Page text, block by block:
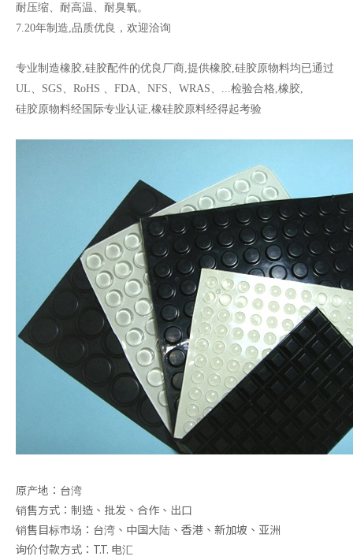
3M背胶脚垫
背胶脚垫
3M背胶脚垫
耐压缩、耐高温、耐臭氧。
7.20年制造,品质优良，欢迎洽询
专业制造橡胶,硅胶配件的优良厂商,提供橡胶,硅胶原物料均已通过
UL、SGS、RoHS 、FDA、NFS、WRAS、...检验合格,橡胶,
硅胶原物料经国际专业认证,橡硅胶原料经得起考验
原产地：台湾
销售方式：制造、批发、合作、出口
销售目标市场：台湾、中国大陆、香港、新加坡、亚洲
询价付款方式：T.T. 电汇